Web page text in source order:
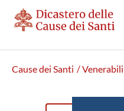
Cause dei Santi / Venerabili